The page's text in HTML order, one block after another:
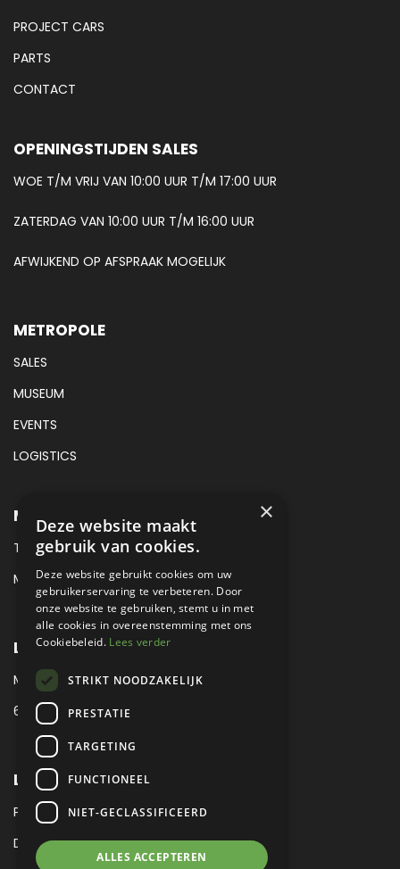
PROJECT CARS
PARTS
CONTACT
OPENINGSTIJDEN SALES
WOE T/M VRIJ VAN 10:00 UUR T/M 17:00 UUR
ZATERDAG VAN 10:00 UUR T/M 16:00 UUR
AFWIJKEND OP AFSPRAAK MOGELIJK
METROPOLE
SALES
MUSEUM
EVENTS
LOGISTICS
METROPOLE SALES CONTACT
TEL:+31 (0) 88 425 94 00
MAIL:SALES@METROPOLE.NL
LOCATIE
MEUBELLAAN 1 / VIA ENZO FERRARI
6651 KV DRUTEN / THE NETHERLANDS
LEGAL
PRIVACY VERKLARING
DISCLAIMER|SITEMAP
×
Deze website maakt
gebruik van cookies.
Deze website gebruikt cookies om uw
gebruikerservaring te verbeteren. Door
onze website te gebruiken, stemt u in met
alle cookies in overeenstemming met ons
Cookiebeleid. Lees verder
STRIKT NOODZAKELIJK
PRESTATIE
TARGETING
FUNCTIONEEL
NIET-GECLASSIFICEERD
ALLES ACCEPTEREN